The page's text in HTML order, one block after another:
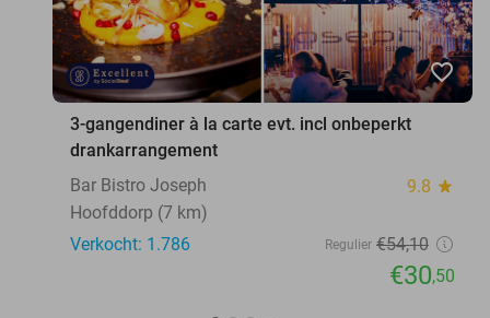
favorite_border
3-gangendiner à la carte evt. incl onbeperkt
drankarrangement
Bar Bistro Joseph
9.8 star
Hoofddorp (7 km)
Verkocht: 1.786
Regulier €54,10
€30,50